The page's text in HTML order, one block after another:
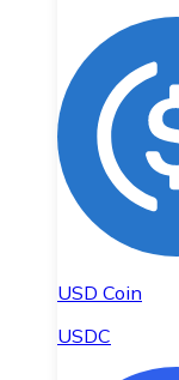
USD Coin
USDC